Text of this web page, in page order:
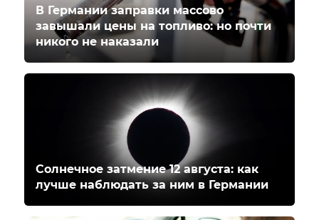
В Германии заправки массово
завышали цены на топливо: но почти
никого не наказали
Солнечное затмение 12 августа: как
лучше наблюдать за ним в Германии